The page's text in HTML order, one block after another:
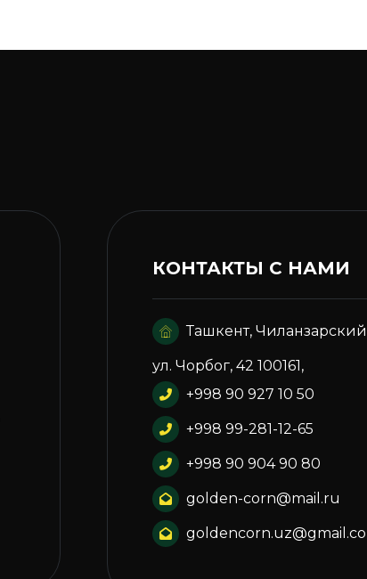
КОНТАКТЫ С НАМИ
Ташкент,
ул. Чорбог, 42 100161,
+998 90 927 10 50
+998 99-281-12-65
+998 90 904 90 80
golden-corn@mail.ru